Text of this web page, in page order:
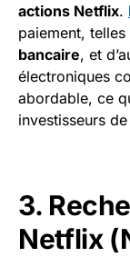
actions Netflix.
paiement, telles
bancaire, et
électroniques
abordable, ce
investisseurs
3.
Netflix